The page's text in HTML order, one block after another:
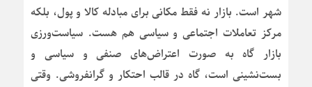
شهر است. بازار نه فقط مکانی برای مبادله کالا و پول، بلکه
مرکز تعاملات اجتماعی و سیاسی هم هست. سیاست‌ورزی
بازار گاه به صورت اعتراض‌های صنفی و سیاسی و
بست‌نشینی است، گاه در قالب احتکار و گرانفروشی. وقتی